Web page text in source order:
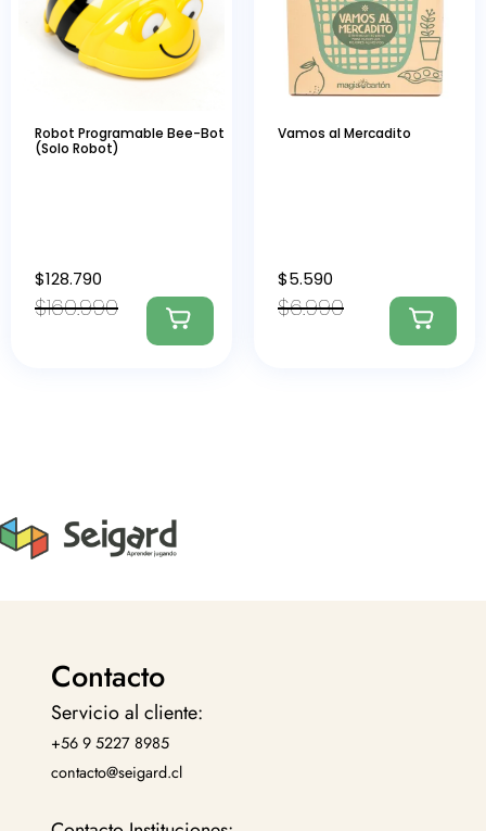
Robot Programable Bee-Bot
(Solo Robot)
$160.990
$128.790
Vamos al Mercadito
$6.990
$5.590
Contacto
Servicio al cliente:
+56 9 5227 8985
contacto@seigard.cl